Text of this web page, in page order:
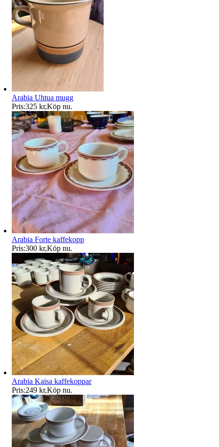
Arabia Uhtua mugg
Pris:325 kr,Köp nu.
Arabia Forte kaffekopp
Pris:300 kr,Köp nu.
Arabia Kaisa kaffekoppar
Pris:249 kr,Köp nu.